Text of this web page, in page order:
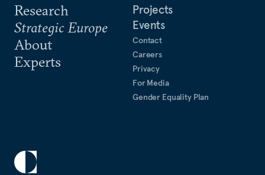
Research
Strategic Europe
About
Experts
Projects
Events
Contact
Careers
Privacy
For Media
Gender Equality Plan